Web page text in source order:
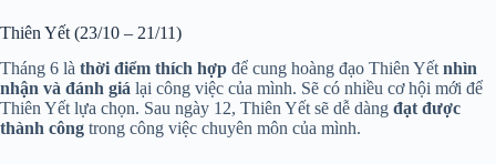
Thiên Yết (23/10 – 21/11)
Tháng 6 là thời điểm thích hợp để cung hoàng đạo Thiên Yết nhìn
nhận và đánh giá lại công việc của mình. Sẽ có nhiều cơ hội mới để
Thiên Yết lựa chọn. Sau ngày 12, Thiên Yết sẽ dễ dàng đạt được
thành công trong công việc chuyên môn của mình.